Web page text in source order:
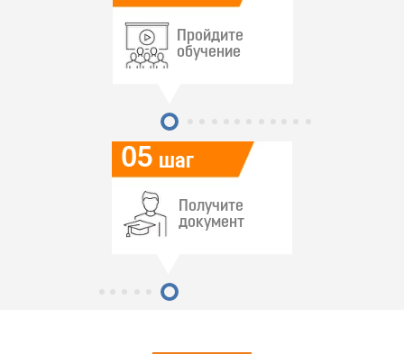
05 шаг
Пройдите
обучение
Получите
документ